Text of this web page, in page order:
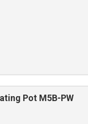
Pot M5B-PW